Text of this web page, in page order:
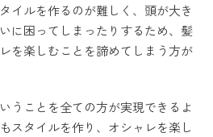
イルを作るのが難しく、頭が大き
に困ってしまったりするため、髪
を楽しむことを諦めてしまう方が
うことを全ての方が実現できるよ
スタイルを作り、オシャレを楽し